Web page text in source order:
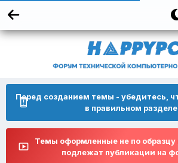
Перед созданием темы - убедитесь,
в правильном
Темы оформленные не по образцу
подлежат публикации на